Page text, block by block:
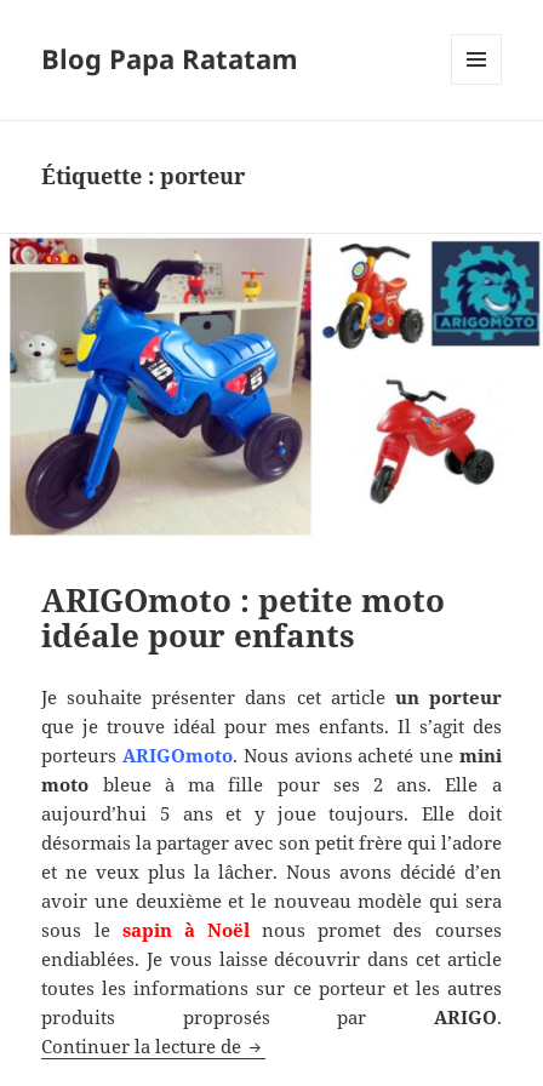
Blog Papa Ratatam
Étiquette :porteur
ARIGOmoto : petite moto
idéale pour enfants
Je souhaite présenter dans cet article un porteur
que je trouve idéal pour mes enfants. Il s’agit des
porteursARIGOmoto. Nous avions acheté une mini
moto bleue à ma fille pour ses 2 ans. Elle a
aujourd’hui 5 ans et y joue toujours. Elle doit
désormais la partager avec son petit frère qui l’adore
et ne veux plus la lâcher. Nous avons décidé d’en
avoir une deuxième et le nouveau modèle qui sera
sous le sapin à Noël nous promet des courses
endiablées. Je vous laisse découvrir dans cet article
toutes les informations sur ce porteur et les autres
produits proprosés par ARIGO.
Continuer la lecture de ARIGOmoto : petite moto idéale